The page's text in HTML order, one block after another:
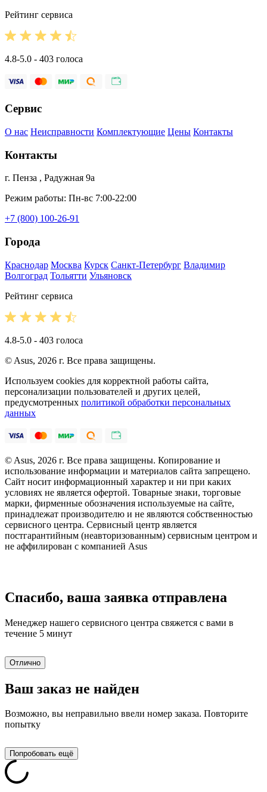
Рейтинг сервиса
4.8-5.0 - 403 голоса
Сервис
О нас Неисправности Комплектующие Цены Контакты
Контакты
г. Пенза , Радужная 9а
Режим работы: Пн-вс 7:00-22:00
+7 (800) 100-26-91
Города
Краснодар Москва Курск Санкт-Петербург Владимир
Волгоград Тольятти Ульяновск
Рейтинг сервиса
4.8-5.0 - 403 голоса
© Asus, 2026 г. Все права защищены.
Используем cookies для корректной работы сайта,
персонализации пользователей и других целей,
предусмотренных политикой обработки персональных
данных
© Asus, 2026 г. Все права защищены. Копирование и
использование информации и материалов сайта запрещено.
Сайт носит информационный характер и ни при каких
условиях не является офертой. Товарные знаки, торговые
марки, фирменные обозначения используемые на сайте,
принадлежат производителю и не являются собственностью
сервисного центра. Сервисный центр является
постгарантийным (неавторизованным) сервисным центром и
не аффилирован с компанией Asus
Спасибо, ваша заявка отправлена
Менеджер нашего сервисного центра свяжется с вами в
течение 5 минут
Отлично
Ваш заказ не найден
Возможно, вы неправильно ввели номер заказа. Повторите
попытку
Попробовать ещё